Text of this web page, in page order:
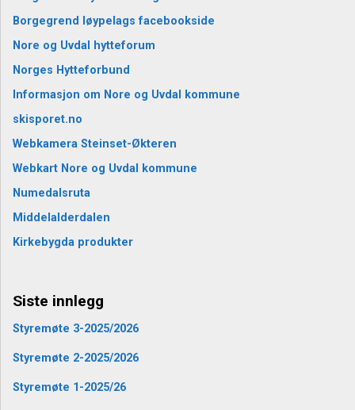
Borgegrend løypelags facebookside
Nore og Uvdal hytteforum
Norges Hytteforbund
Informasjon om Nore og Uvdal kommune
skisporet.no
Webkamera Steinset-Økteren
Webkart Nore og Uvdal kommune
Numedalsruta
Middelalderdalen
Kirkebygda produkter
Siste innlegg
Styremøte 3-2025/2026
Styremøte 2-2025/2026
Styremøte 1-2025/26